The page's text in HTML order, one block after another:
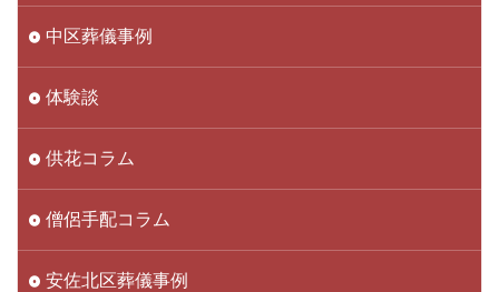
中区葬儀事例
体験談
供花コラム
僧侶手配コラム
安佐北区葬儀事例